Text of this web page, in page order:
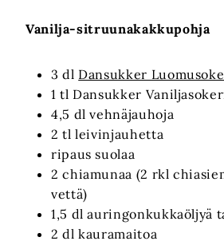
Vanilja-sitruunakakkupohja
3 dl Dansukker
1 tl Dansukker
4,5 dl vehnäjauhoja
2 tl leivinjauhetta
ripaus suolaa
2 chiamunaa (2 rkl
vettä)
1,5 dl auringonkukkaöljyä
2 dl kauramaitoa